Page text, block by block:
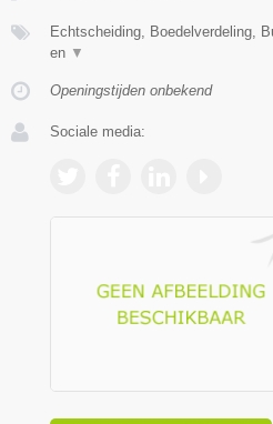
Echtscheiding, Boedelverdeling,
en ▼
Openingstijden onbekend
Sociale media: